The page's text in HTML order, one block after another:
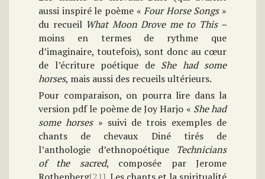
aussi inspiré le poème «Four Horse Songs»
du recueil What Moon Drove me to This –
moins en termes de rythme que
d’imaginaire, toutefois), sont donc au cœur
de l’écriture poétique de She had some
horses, mais aussi des recueils ultérieurs.
Pour comparaison, on pourra lire dans la
version pdf le poème de Joy Harjo « She had
some horses» suivi de trois exemples de
chants de chevaux Diné tirés de
l’anthologie d’ethnopoétique Technicians
of the sacred, composée par Jerome